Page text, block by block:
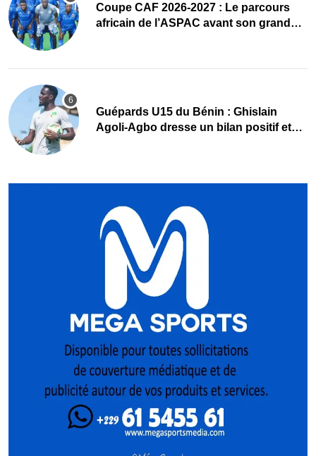
Coupe CAF 2026-2027 : Le parcours
africain de l’ASPAC avant son grand
Guépards U15 du Bénin : Ghislain
Agoli-Agbo dresse un bilan positif et